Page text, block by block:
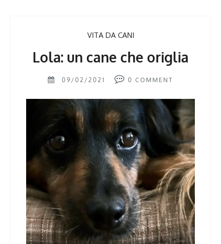
VITA DA CANI
Lola: un cane che origlia
09/02/2021 0 COMMENT